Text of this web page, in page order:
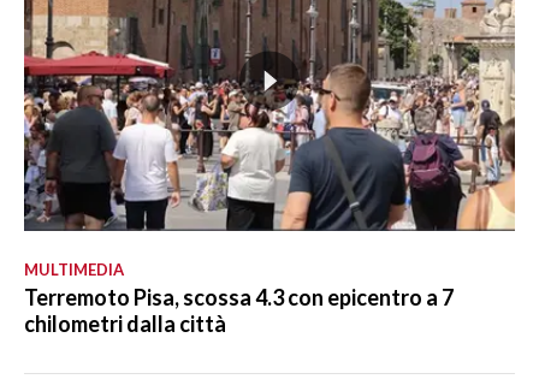
MULTIMEDIA
Terremoto Pisa, scossa 4.3 con epicentro a 7
chilometri dalla città